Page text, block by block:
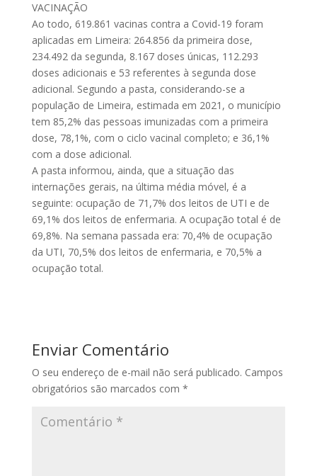
VACINAÇÃO
Ao todo, 619.861 vacinas contra a Covid-19 foram
aplicadas em Limeira: 264.856 da primeira dose,
234.492 da segunda, 8.167 doses únicas, 112.293
doses adicionais e 53 referentes à segunda dose
adicional. Segundo a pasta, considerando-se a
população de Limeira, estimada em 2021, o município
tem 85,2% das pessoas imunizadas com a primeira
dose, 78,1%, com o ciclo vacinal completo; e 36,1%
com a dose adicional.
A pasta informou, ainda, que a situação das
internações gerais, na última média móvel, é a
seguinte: ocupação de 71,7% dos leitos de UTI e de
69,1% dos leitos de enfermaria. A ocupação total é de
69,8%. Na semana passada era: 70,4% de ocupação
da UTI, 70,5% dos leitos de enfermaria, e 70,5% a
ocupação total.
Enviar Comentário
O seu endereço de e-mail não será publicado. Campos
obrigatórios são marcados com *